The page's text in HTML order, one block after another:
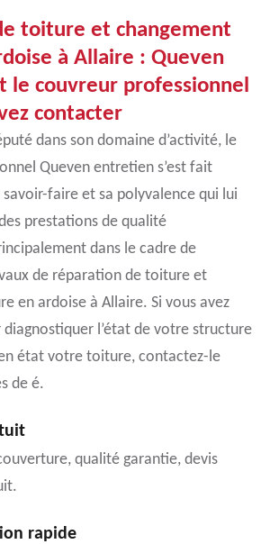
toiture et changement
à Allaire : Queven
le couvreur professionnel
contacter
dans son domaine d’activité, le
Queven entretien s’est fait
faire et sa polyvalence qui lui
prestations de qualité
dans le cadre de
de réparation de toiture et
en ardoise à Allaire. Si vous avez
diagnostiquer l’état de votre structure
état votre toiture, contactez-le
de é.
qualité garantie, devis
rapide